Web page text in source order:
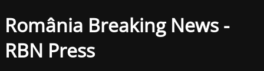
România Breaking News -
RBN Press